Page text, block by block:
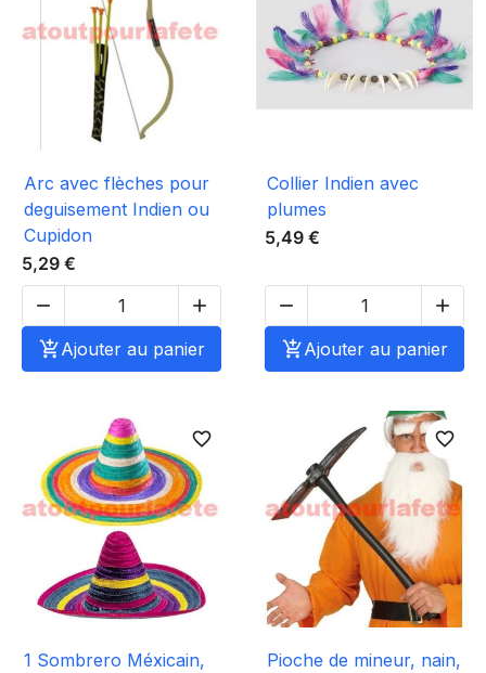
Arc avec flèches pour
deguisement Indien ou
Cupidon
5,29 €


Ajouter au panier
Collier Indien avec
plumes
5,49 €


Ajouter au panier
favorite_border
1 Sombrero Méxicain,
favorite_border
Pioche de mineur, nain,